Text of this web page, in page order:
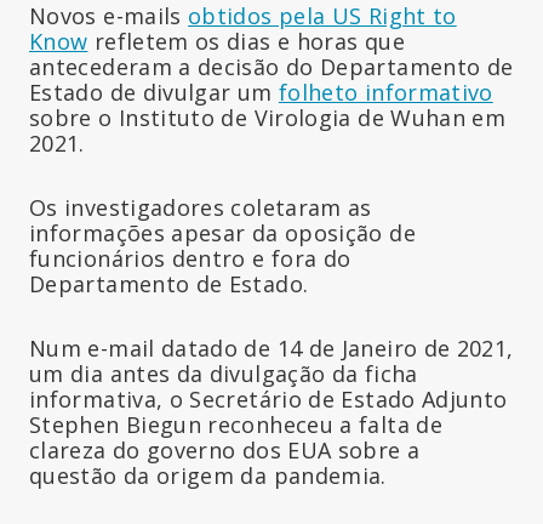
Novos e-mails obtidos pela US Right to
Know refletem os dias e horas que
antecederam a decisão do Departamento de
Estado de divulgar um folheto informativo
sobre o Instituto de Virologia de Wuhan em
2021.
Os investigadores coletaram as
informações apesar da oposição de
funcionários dentro e fora do
Departamento de Estado.
Num e-mail datado de 14 de Janeiro de 2021,
um dia antes da divulgação da ficha
informativa, o Secretário de Estado Adjunto
Stephen Biegun reconheceu a falta de
clareza do governo dos EUA sobre a
questão da origem da pandemia.